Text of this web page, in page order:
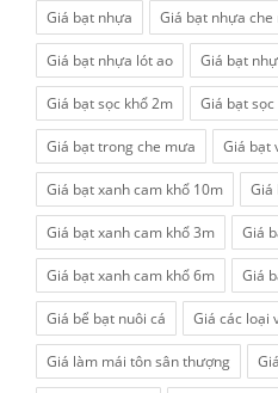
Giá bạt nhựa Giá bạt nhựa che
Giá bạt nhựa lót ao Giá bạt
Giá bạt sọc khổ 2m Giá bạt
Giá bạt trong che mưa Giá bạt
Giá bạt xanh cam khổ 10m Giá
Giá bạt xanh cam khổ 3m Giá
Giá bạt xanh cam khổ 6m Giá
Giá bể bạt nuôi cá Giá các loại
Giá làm mái tôn sân thượng